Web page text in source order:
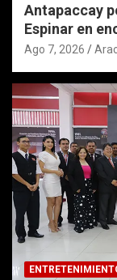
Antapaccay
Espinar en
Ago 7, 2026